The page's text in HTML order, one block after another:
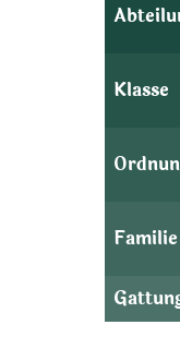
Klasse
Familie